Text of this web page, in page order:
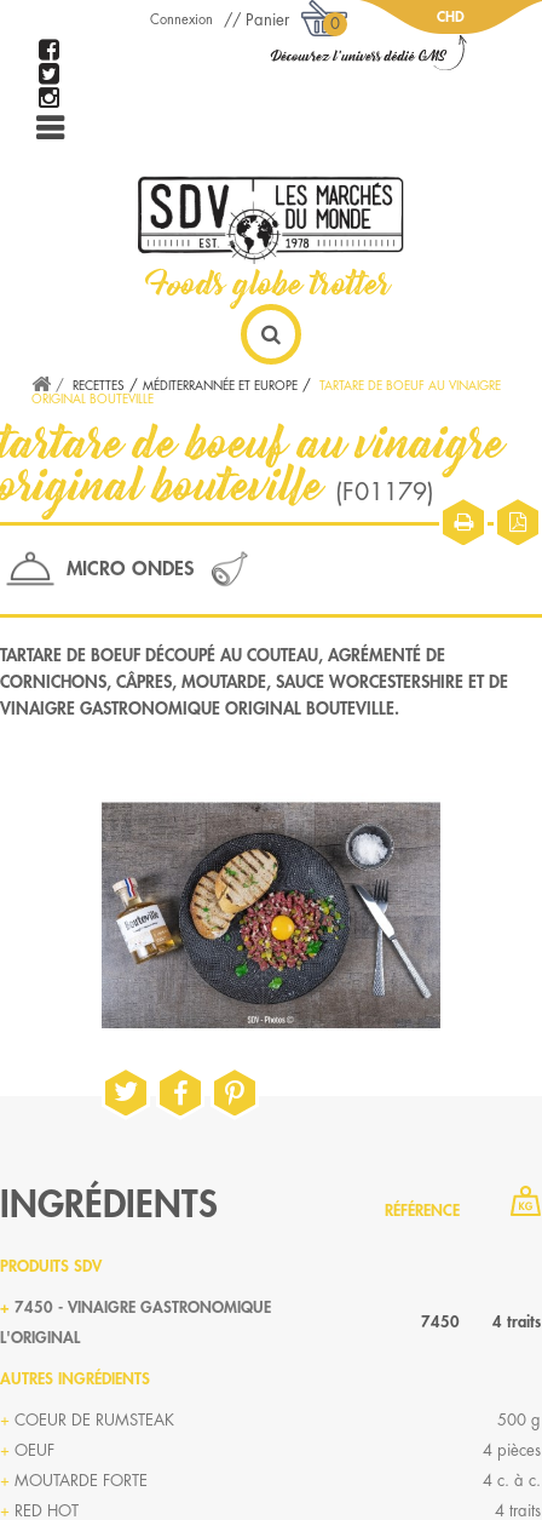
CHD
Panier 0
Connexion
RECETTES MÉDITERRANNÉE ET EUROPE
TARTARE DE BOEUF AU VINAIGRE
ORIGINAL BOUTEVILLE
tartare de boeuf au vinaigre
original bouteville (F01179)
MICRO ONDES
TARTARE DE BOEUF DÉCOUPÉ AU COUTEAU, AGRÉMENTÉ DE
CORNICHONS, CÂPRES, MOUTARDE, SAUCE WORCESTERSHIRE ET DE
VINAIGRE GASTRONOMIQUE ORIGINAL BOUTEVILLE.
INGRÉDIENTS RÉFÉRENCE
PRODUITS SDV
7450 - VINAIGRE GASTRONOMIQUE
L'ORIGINAL
7450 4 traits
AUTRES INGRÉDIENTS
COEUR DE RUMSTEAK
500 g
OEUF
4 pièces
MOUTARDE FORTE
4 c. à c.
RED HOT
4 traits